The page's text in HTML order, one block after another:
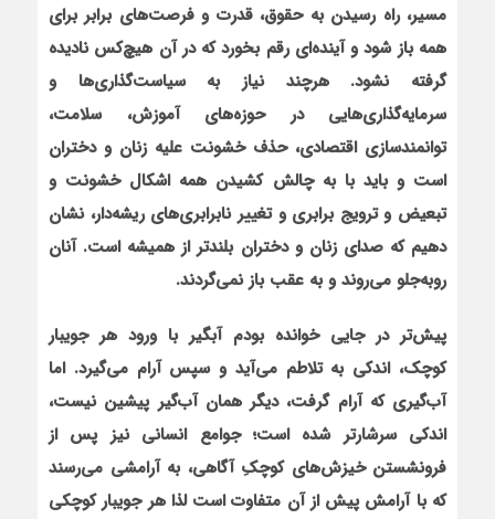
مسیر، راه رسیدن به حقوق، قدرت و فرصت‌های برابر برای
همه باز شود و آینده‌ای رقم بخورد که در آن هیچ‌کس نادیده
گرفته نشود. هرچند نیاز به سیاست‌گذاری‌ها و
سرمایه‌گذاری‌هایی در حوزه‌های آموزش، سلامت،
توانمندسازی اقتصادی، حذف خشونت علیه زنان و دختران
است و باید با به چالش کشیدن همه اشکال خشونت و
تبعیض و ترویج برابری و تغییر نابرابری‌های ریشه‌دار، نشان
دهیم که صدای زنان و دختران بلندتر از همیشه است. آنان
روبه‌جلو می‌روند و به عقب باز نمی‌گردند.
پیش‌تر در جایی خوانده بودم آبگیر با ورود هر جویبار
کوچک، اندکی به تلاطم می‌آید و سپس آرام می‌گیرد. اما
آب‌گیری که آرام گرفت، دیگر همان آب‌گیر پیشین نیست،
اندکی سرشارتر شده است؛ جوامع انسانی نیز پس از
فرونشستن خیزش‌های کوچکِ آگاهی، به آرامشی می‌رسند
که با آرامش پیش از آن متفاوت است لذا هر جویبار کوچکی